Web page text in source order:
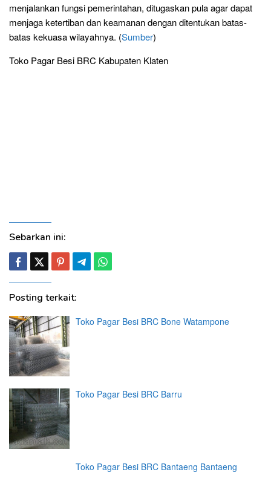
menjalankan fungsi pemerintahan, ditugaskan pula agar dapat
menjaga ketertiban dan keamanan dengan ditentukan batas-
batas kekuasa wilayahnya. (Sumber)
Toko Pagar Besi BRC Kabupaten Klaten
Sebarkan ini:
Posting terkait:
Toko Pagar Besi BRC Bone Watampone
Toko Pagar Besi BRC Barru
Toko Pagar Besi BRC Bantaeng Bantaeng